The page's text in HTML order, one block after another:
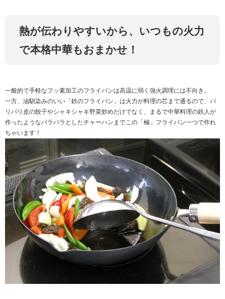
熱が伝わりやすいから、いつもの火力
で本格中華もおまかせ！
一般的で手軽なフッ素加工のフライパンは高温に弱く強火調理には不向き。
一方、油馴染みのいい「鉄のフライパン」は火力が料理の芯まで通るので、パ
リパリ皮の餃子やシャキシャキ野菜炒めだけでなく、まるで中華料理の鉄人が
作ったようなパラパラとしたチャーハンまでこの「極」フライパン一つで作れ
ちゃいます！